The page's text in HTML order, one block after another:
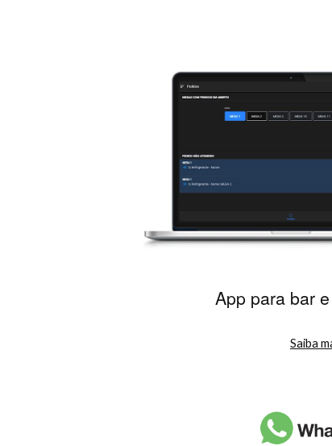
App para bar
Saiba